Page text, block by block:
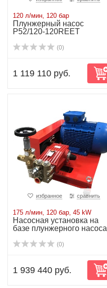
120 л/мин, 120 бар
Плунжерный насос
P52/120-120REET
(0)
1 119 110 руб.
избранное сравнить
175 л/мин, 120 бар, 45 kW
Насосная установка на
базе плунжерного насоса
(0)
1 939 440 руб.